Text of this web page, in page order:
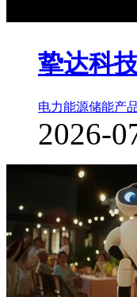
挚达科
电力能源储能产
2026-